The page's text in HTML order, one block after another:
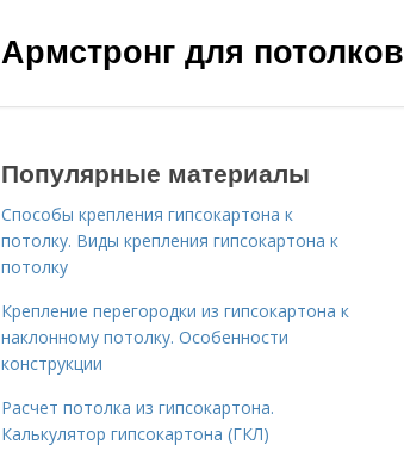
Армстронг для потолков
Популярные материалы
Способы крепления гипсокартона к
потолку. Виды крепления гипсокартона к
потолку
Крепление перегородки из гипсокартона к
наклонному потолку. Особенности
конструкции
Расчет потолка из гипсокартона.
Калькулятор гипсокартона (ГКЛ)